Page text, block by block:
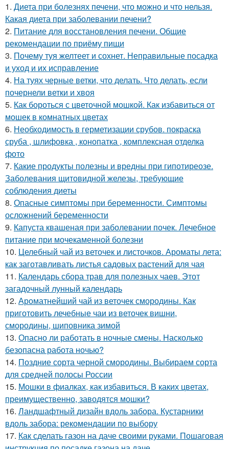
1. Диета при болезнях печени, что можно и что нельзя.
Какая диета при заболевании печени?
2. Питание для восстановления печени. Общие
рекомендации по приёму пищи
3. Почему туя желтеет и сохнет. Неправильные посадка
и уход и их исправление
4. На туях черные ветки, что делать. Что делать, если
почернели ветки и хвоя
5. Как бороться с цветочной мошкой. Как избавиться от
мошек в комнатных цветах
6. Необходимость в герметизации срубов. покраска
сруба , шлифовка , конопатка , комплексная отделка
фото
7. Какие продукты полезны и вредны при гипотиреозе.
Заболевания щитовидной железы, требующие
соблюдения диеты
8. Опасные симптомы при беременности. Симптомы
осложнений беременности
9. Капуста квашеная при заболевании почек. Лечебное
питание при мочекаменной болезни
10. Целебный чай из веточек и листочков. Ароматы лета:
как заготавливать листья садовых растений для чая
11. Календарь сбора трав для полезных чаев. Этот
загадочный лунный календарь
12. Ароматнейший чай из веточек смородины. Как
приготовить лечебные чаи из веточек вишни,
смородины, шиповника зимой
13. Опасно ли работать в ночные смены. Насколько
безопасна работа ночью?
14. Поздние сорта черной смородины. Выбираем сорта
для средней полосы России
15. Мошки в фиалках, как избавиться. В каких цветах,
преимущественно, заводятся мошки?
16. Ландшафтный дизайн вдоль забора. Кустарники
вдоль забора: рекомендации по выбору
17. Как сделать газон на даче своими руками. Пошаговая